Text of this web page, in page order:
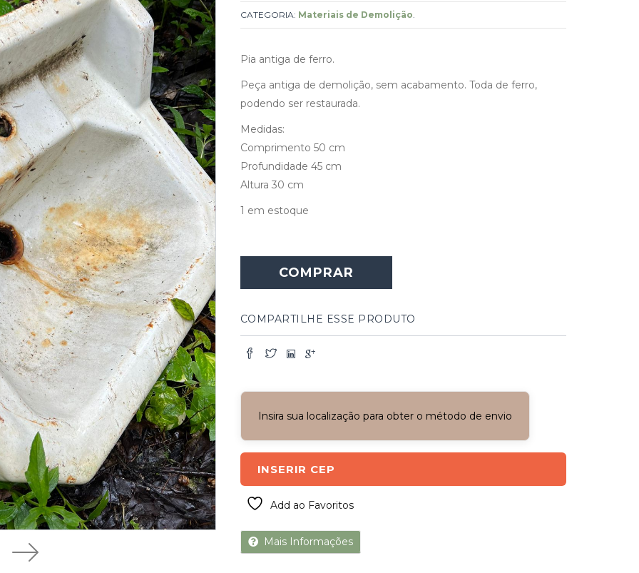
CATEGORIA: Materiais de Demolição.
Pia antiga de ferro.
Peça antiga de demolição, sem acabamento. Toda de ferro,
podendo ser restaurada.
Medidas:
Comprimento 50 cm
Profundidade 45 cm
Altura 30 cm
1 em estoque
COMPRAR
COMPARTILHE ESSE PRODUTO
Insira sua localização para obter o método de envio
INSERIR CEP
Add ao Favoritos
Mais Informações